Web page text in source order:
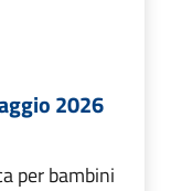
2026
per bambini